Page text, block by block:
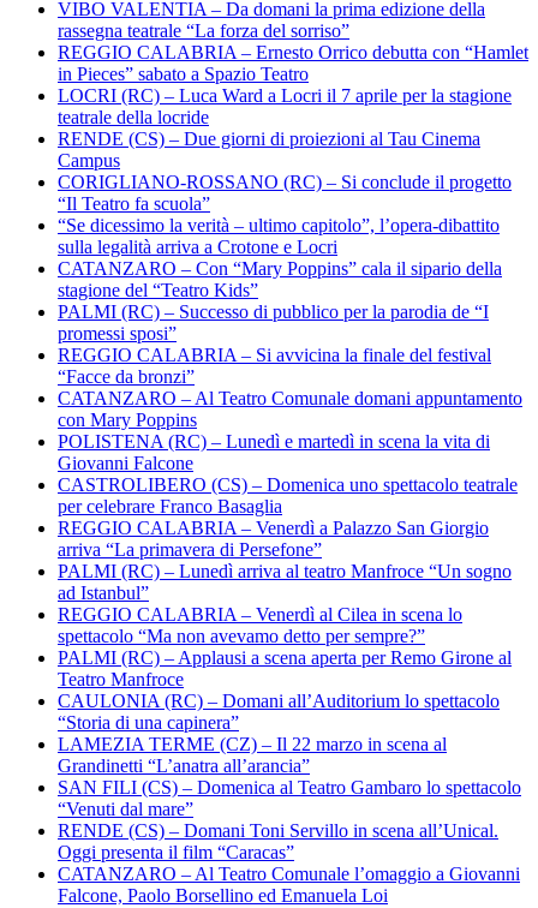
VIBO VALENTIA – Da domani la prima edizione della
rassegna teatrale “La forza del sorriso”
REGGIO CALABRIA – Ernesto Orrico debutta con “Hamlet
in Pieces” sabato a Spazio Teatro
LOCRI (RC) – Luca Ward a Locri il 7 aprile per la stagione
teatrale della locride
RENDE (CS) – Due giorni di proiezioni al Tau Cinema
Campus
CORIGLIANO-ROSSANO (RC) – Si conclude il progetto
“Il Teatro fa scuola”
“Se dicessimo la verità – ultimo capitolo”, l’opera-dibattito
sulla legalità arriva a Crotone e Locri
CATANZARO – Con “Mary Poppins” cala il sipario della
stagione del “Teatro Kids”
PALMI (RC) – Successo di pubblico per la parodia de “I
promessi sposi”
REGGIO CALABRIA – Si avvicina la finale del festival
“Facce da bronzi”
CATANZARO – Al Teatro Comunale domani appuntamento
con Mary Poppins
POLISTENA (RC) – Lunedì e martedì in scena la vita di
Giovanni Falcone
CASTROLIBERO (CS) – Domenica uno spettacolo teatrale
per celebrare Franco Basaglia
REGGIO CALABRIA – Venerdì a Palazzo San Giorgio
arriva “La primavera di Persefone”
PALMI (RC) – Lunedì arriva al teatro Manfroce “Un sogno
ad Istanbul”
REGGIO CALABRIA – Venerdì al Cilea in scena lo
spettacolo “Ma non avevamo detto per sempre?”
PALMI (RC) – Applausi a scena aperta per Remo Girone al
Teatro Manfroce
CAULONIA (RC) – Domani all’Auditorium lo spettacolo
“Storia di una capinera”
LAMEZIA TERME (CZ) – Il 22 marzo in scena al
Grandinetti “L’anatra all’arancia”
SAN FILI (CS) – Domenica al Teatro Gambaro lo spettacolo
“Venuti dal mare”
RENDE (CS) – Domani Toni Servillo in scena all’Unical.
Oggi presenta il film “Caracas”
CATANZARO – Al Teatro Comunale l’omaggio a Giovanni
Falcone, Paolo Borsellino ed Emanuela Loi